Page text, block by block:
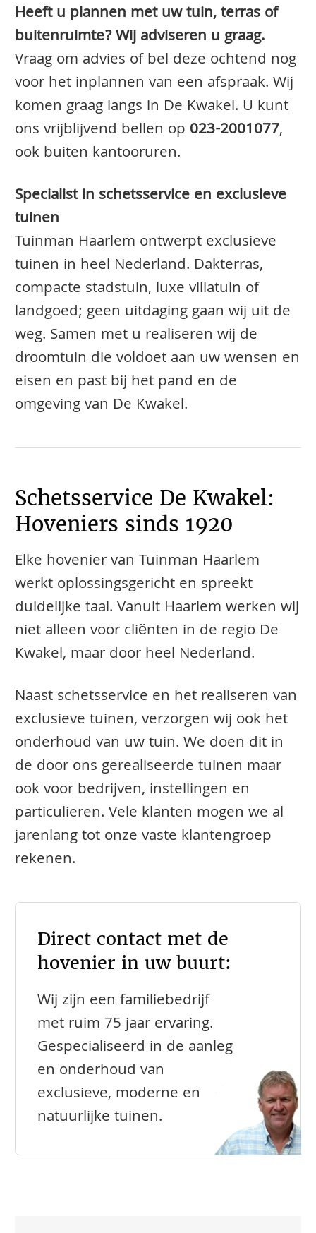
Heeft u plannen met uw tuin, terras of
buitenruimte? Wij adviseren u graag.
Vraag om advies of bel deze ochtend nog
voor het inplannen van een afspraak. Wij
komen graag langs in De Kwakel. U kunt
ons vrijblijvend bellen op 023-2001077,
ook buiten kantooruren.
Specialist in schetsservice en exclusieve
tuinen
Tuinman Haarlem ontwerpt exclusieve
tuinen in heel Nederland. Dakterras,
compacte stadstuin, luxe villatuin of
landgoed; geen uitdaging gaan wij uit de
weg. Samen met u realiseren wij de
droomtuin die voldoet aan uw wensen en
eisen en past bij het pand en de
omgeving van De Kwakel.
Schetsservice De Kwakel:
Hoveniers sinds 1920
Elke hovenier van Tuinman Haarlem
werkt oplossingsgericht en spreekt
duidelijke taal. Vanuit Haarlem werken wij
niet alleen voor cliënten in de regio De
Kwakel, maar door heel Nederland.
Naast schetsservice en het realiseren van
exclusieve tuinen, verzorgen wij ook het
onderhoud van uw tuin. We doen dit in
de door ons gerealiseerde tuinen maar
ook voor bedrijven, instellingen en
particulieren. Vele klanten mogen we al
jarenlang tot onze vaste klantengroep
rekenen.
Direct contact met de
hovenier in uw buurt:
Wij zijn een familiebedrijf
met ruim 75 jaar ervaring.
Gespecialiseerd in de aanleg
en onderhoud van
exclusieve, moderne en
natuurlijke tuinen.